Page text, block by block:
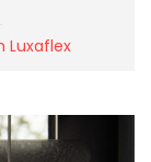
Luxaflex